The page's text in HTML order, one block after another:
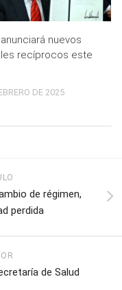
nuevos
recíprocos este
DE 2025
de régimen,
perdida
de Salud